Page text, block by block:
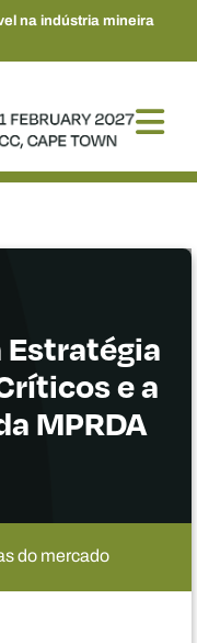
na indústria mineira
Estratégia
e a
MPRDA
do mercado